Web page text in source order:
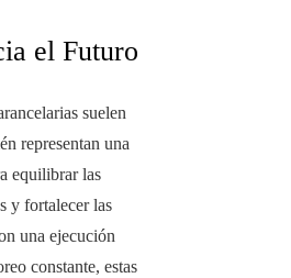
el Futuro
suelen
representan una
equilibrar las
y fortalecer las
una ejecución
constante, estas